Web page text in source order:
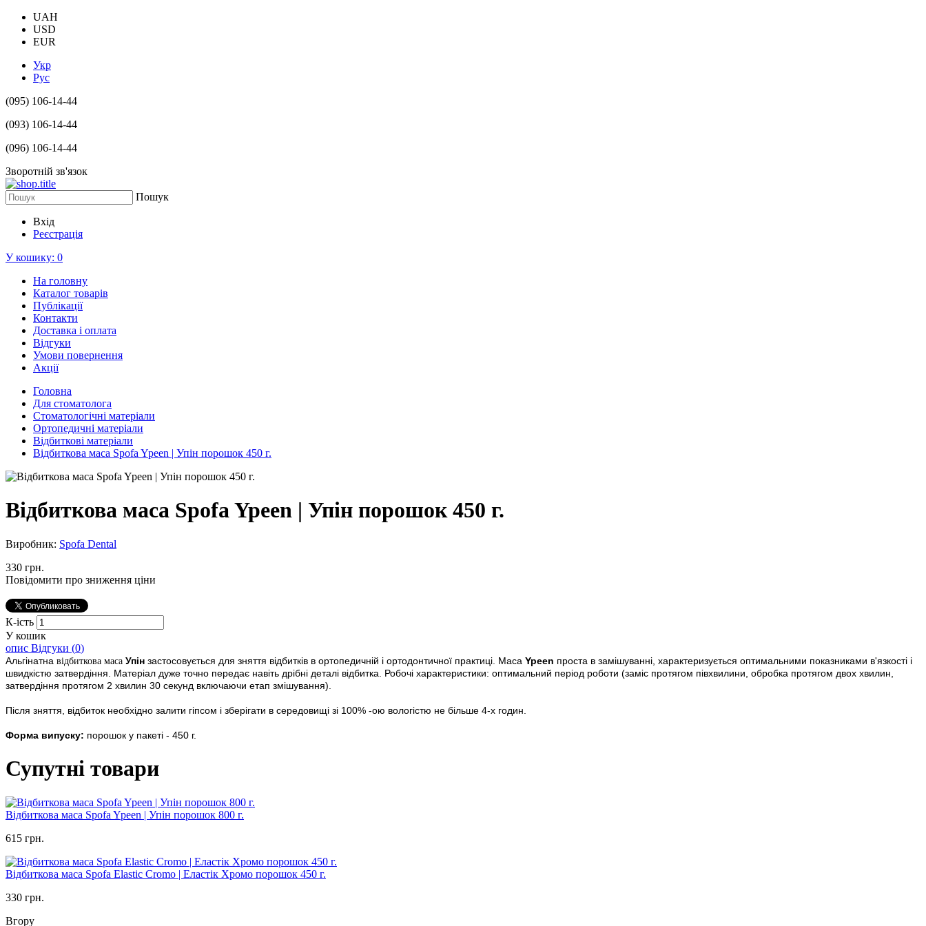
UAH
USD
EUR
Укр
Рус
(095) 106-14-44
(093) 106-14-44
(096) 106-14-44
Зворотній зв'язок
Пошук
Вхід
Реєстрація
У кошику: 0
На головну
Каталог товарів
Публікації
Контакти
Доставка і оплата
Відгуки
Умови повернення
Акції
Головна
Для стоматолога
Стоматологічні матеріали
Ортопедичні матеріали
Відбиткові матеріали
Відбиткова маса Spofa Ypeen | Упін порошок 450 г.
Відбиткова маса Spofa Ypeen | Упін порошок 450 г.
Виробник: Spofa Dental
330 грн.
Повідомити про зниження ціни
К-ість
У кошик
опис Відгуки (0)
Альгінатна відбиткова маса Упін застосовується для зняття відбитків в ортопедичній і ортодонтичної практиці. Маса Ypeen проста в замішуванні, характеризується оптимальними показниками в'язкості і
швидкістю затвердіння. Матеріал дуже точно передає навіть дрібні деталі відбитка. Робочі характеристики: оптимальний період роботи (заміс протягом півхвилини, обробка протягом двох хвилин,
затвердіння протягом 2 хвилин 30 секунд включаючи етап змішування).
Після зняття, відбиток необхідно залити гіпсом і зберігати в середовищі зі 100% -ою вологістю не більше 4-х годин.
Форма випуску: порошок у пакеті - 450 г.
Супутні товари
Відбиткова маса Spofa Ypeen | Упін порошок 800 г.
615 грн.
Відбиткова маса Spofa Elastic Cromo | Еластік Хромо порошок 450 г.
330 грн.
Вгору